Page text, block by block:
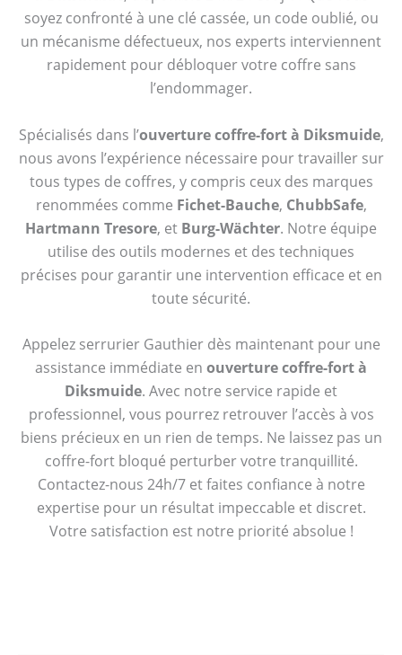
soyez confronté à une clé cassée, un code oublié, ou
un mécanisme défectueux, nos experts interviennent
rapidement pour débloquer votre coffre sans
l’endommager.
Spécialisés dans l’ouverture coffre-fort à Diksmuide,
nous avons l’expérience nécessaire pour travailler sur
tous types de coffres, y compris ceux des marques
renommées comme Fichet-Bauche, ChubbSafe,
Hartmann Tresore, et Burg-Wächter. Notre équipe
utilise des outils modernes et des techniques
précises pour garantir une intervention efficace et en
toute sécurité.
Appelez serrurier Gauthier dès maintenant pour une
assistance immédiate en ouverture coffre-fort à
Diksmuide. Avec notre service rapide et
professionnel, vous pourrez retrouver l’accès à vos
biens précieux en un rien de temps. Ne laissez pas un
coffre-fort bloqué perturber votre tranquillité.
Contactez-nous 24h/7 et faites confiance à notre
expertise pour un résultat impeccable et discret.
Votre satisfaction est notre priorité absolue !